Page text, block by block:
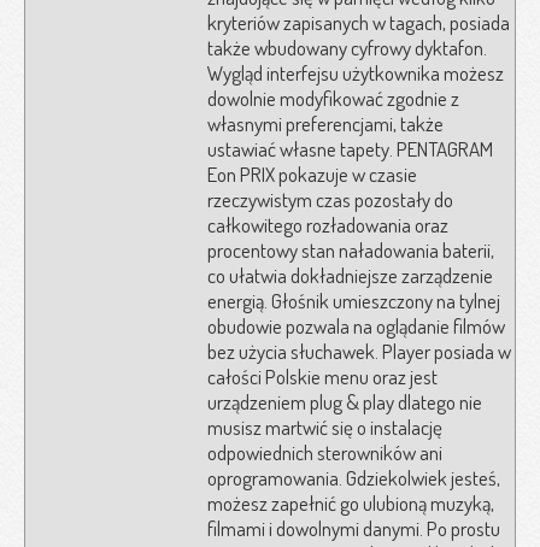
kryteriów zapisanych w tagach, posiada
także wbudowany cyfrowy dyktafon.
Wygląd interfejsu użytkownika możesz
dowolnie modyfikować zgodnie z
własnymi preferencjami, także
ustawiać własne tapety. PENTAGRAM
Eon PRIX pokazuje w czasie
rzeczywistym czas pozostały do
całkowitego rozładowania oraz
procentowy stan naładowania baterii,
co ułatwia dokładniejsze zarządzenie
energią. Głośnik umieszczony na tylnej
obudowie pozwala na oglądanie filmów
bez użycia słuchawek. Player posiada w
całości Polskie menu oraz jest
urządzeniem plug & play dlatego nie
musisz martwić się o instalację
odpowiednich sterowników ani
oprogramowania. Gdziekolwiek jesteś,
możesz zapełnić go ulubioną muzyką,
filmami i dowolnymi danymi. Po prostu